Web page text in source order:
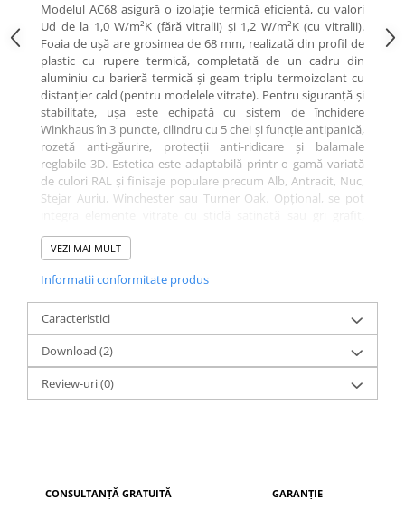
Modelul AC68 asigură o izolație termică eficientă, cu valori
Ud de la 1,0 W/m²K (fără vitralii) și 1,2 W/m²K (cu vitralii).
Foaia de ușă are grosimea de 68 mm, realizată din profil de
plastic cu rupere termică, completată de un cadru din
aluminiu cu barieră termică și geam triplu termoizolant cu
distanțier cald (pentru modelele vitrate). Pentru siguranță și
stabilitate, ușa este echipată cu sistem de închidere
Winkhaus în 3 puncte, cilindru cu 5 chei și funcție antipanică,
rozetă anti-găurire, protecții anti-ridicare și balamale
reglabile 3D. Estetica este adaptabilă printr-o gamă variată
de culori RAL și finisaje populare precum Alb, Antracit, Nuc,
Stejar Auriu, Winchester sau Turner Oak. Opțional, se pot
pentru un plus de lumină și rafinament. Confortul zilnic este
susținut de pragul din aluminiu cu barieră termică și
UE, pe o linie automatizată de fabricație, acest model
beneficiază de livrare rapidă și garanția calității.
VEZI MAI MULT
Informatii conformitate produs
Caracteristici
Download (2)
Review-uri(0)
CONSULTANȚĂ GRATUITĂ GARANȚIE